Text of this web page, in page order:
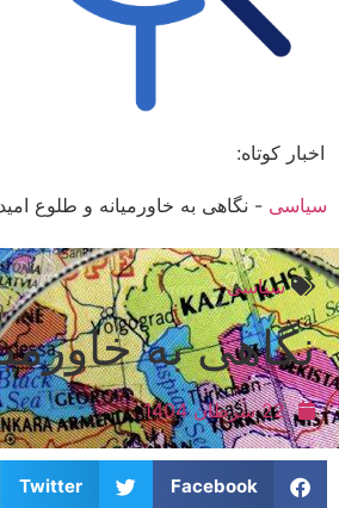
اخبار کوتاه:
سیاسی - نگاهی به خاورمیانه و طلوع
سیاسی
نگاهی به
22 سرطان 1404
Facebook
Twitter